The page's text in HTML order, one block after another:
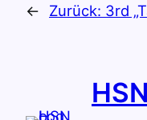
← Zurück: 3rd